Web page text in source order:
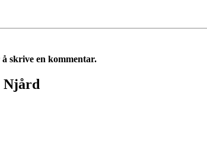
skrive en kommentar.
Njård